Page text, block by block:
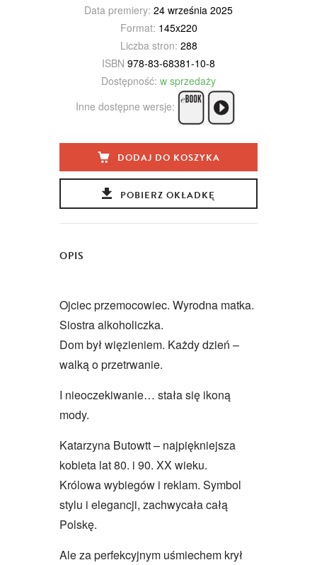
Data premiery: 24 września 2025
Format: 145x220
Liczba stron: 288
ISBN 978-83-68381-10-8
Dostępność: w sprzedaży
Inne dostępne wersje:
DODAJ DO KOSZYKA
POBIERZ OKŁADKĘ
OPIS
Ojciec przemocowiec. Wyrodna matka.
Siostra alkoholiczka.
Dom był więzieniem. Każdy dzień –
walką o przetrwanie.
I nieoczekiwanie… stała się ikoną
mody.
Katarzyna Butowtt – najpiękniejsza
kobieta lat 80. i 90. XX wieku.
Królowa wybiegów i reklam. Symbol
stylu i elegancji, zachwycała całą
Polskę.
Ale za perfekcyjnym uśmiechem krył